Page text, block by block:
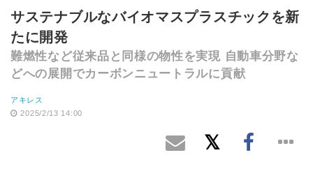
サステナブルなバイオマスプラスチックを新
たに開発
難燃性など従来品と同様の物性を実現 自動車分野な
どへの展開でカーボンニュートラルに貢献
アキレス
2025/2/13 14:00